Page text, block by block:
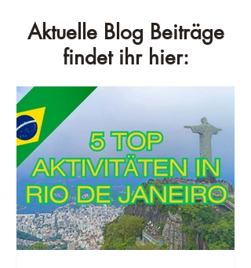
Aktuelle Blog Beiträge
findet ihr hier: